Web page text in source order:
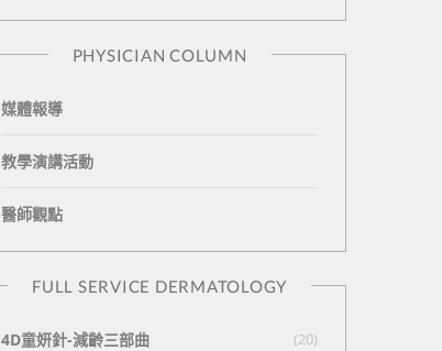
n
e
PHYSICIAN COLUMN
媒體報導
教學演講活動
醫師觀點
FULL SERVICE DERMATOLOGY
4D童妍針-減齡三部曲 (20)